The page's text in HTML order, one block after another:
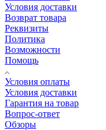
Условия доставки
Возврат товара
Реквизиты
Политика
Возможности
Помощь
Условия оплаты
Условия доставки
Гарантия на товар
Вопрос-ответ
Обзоры